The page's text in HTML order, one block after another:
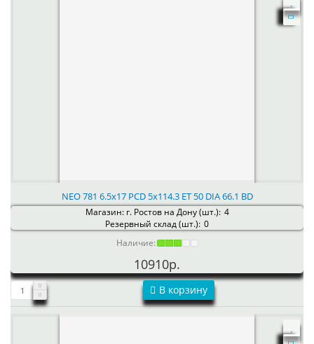
NEO 781 6.5x17 PCD 5x114.3 ET 50 DIA 66.1 BD
Магазин: г. Ростов на Дону (шт.): 4
Резервный склад (шт.): 0
Наличие:
10910р.
В корзину